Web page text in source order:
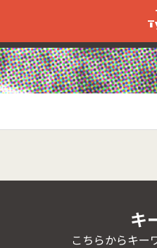
キ
こちらからキー